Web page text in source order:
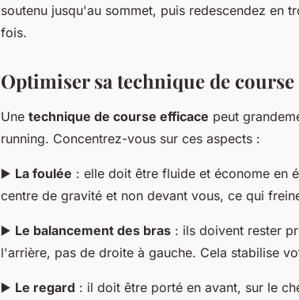
soutenu jusqu'au sommet, puis redescendez en
fois.
Optimiser sa technique de course
Une technique de course efficace peut
running. Concentrez-vous sur ces aspects :
▶️ La foulée : elle doit être fluide et économe en
centre de gravité et non devant vous, ce qui
▶️ Le balancement des bras : ils doivent rester
l'arrière, pas de droite à gauche. Cela stabilise
▶️ Le regard : il doit être porté en avant, sur le